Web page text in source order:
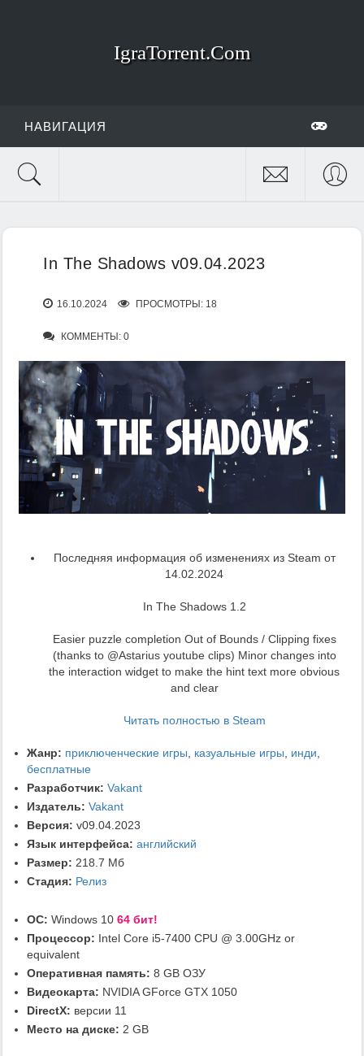
IgraTorrent.Com
НАВИГАЦИЯ
In The Shadows v09.04.2023
16.10.2024 ПРОСМОТРЫ: 18
КОММЕНТЫ: 0
Последняя информация об изменениях из Steam от
14.02.2024
In The Shadows 1.2
Easier puzzle completion Out of Bounds / Clipping fixes
(thanks to @Astarius youtube clips) Minor changes into
the interaction widget to make the hint text more obvious
and clear
Читать полностью в Steam
Жанр: приключенческие игры казуальные игры инди
бесплатные
Разработчик: Vakant
Издатель: Vakant
Версия: v09.04.2023
Язык интерфейса: английский
Размер: 218.7 Мб
Стадия: Релиз
ОС: Windows 10 64 бит!
Процессор: Intel Core i5-7400 CPU @ 3.00GHz or
equivalent
Оперативная память: 8 GB ОЗУ
Видеокарта: NVIDIA GForce GTX 1050
DirectX: версии 11
Место на диске: 2 GB